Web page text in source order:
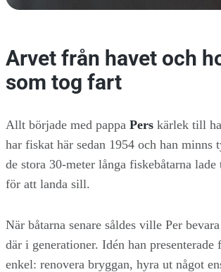
Arvet från havet och
som tog fart
Allt började med pappa Pers kärlek till
har fiskat här sedan 1954 och han minns
de stora 30-meter långa fiskebåtarna
för att landa sill.
När båtarna senare såldes ville Per
där i generationer. Idén han
enkel: renovera bryggan, hyra ut något